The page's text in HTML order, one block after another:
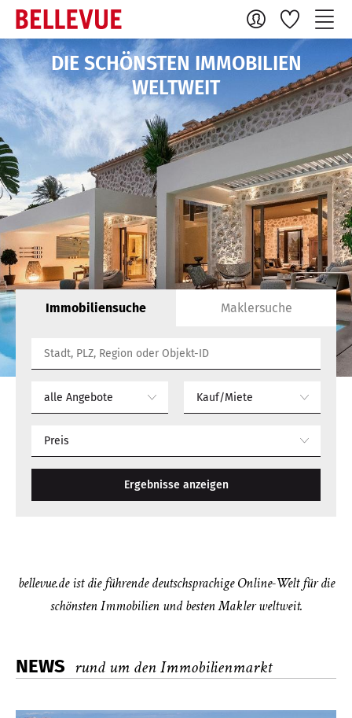
DIE SCHÖNSTEN IMMOBILIEN
WELTWEIT
Immobiliensuche Maklersuche
alle Angebote Kauf/Miete
Preis
Ergebnisse anzeigen
bellevue.de ist die führende deutschsprachige Online-Welt für die
schönsten Immobilien und besten Makler weltweit.
NEWS rund um den Immobilienmarkt